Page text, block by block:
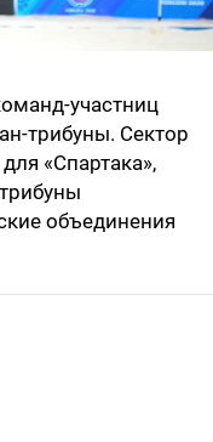
участниц
трибуны. Сектор
«Спартака»,
объединения